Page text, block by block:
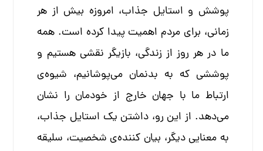
پوشش و استایل جذاب، امروزه بیش از هر
زمانی، برای مردم اهمیت پیدا کرده است. همه
ما در هر روز از زندگی، بازیگر نقشی هستیم و
پوششی که به بدنمان می‌پوشانیم، شیوه‌ی
ارتباط ما با جهان خارج از خودمان را نشان
می‌دهد. از این رو، داشتن یک استایل جذاب،
به معنایی دیگر، بیان کننده‌ی شخصیت، سلیقه